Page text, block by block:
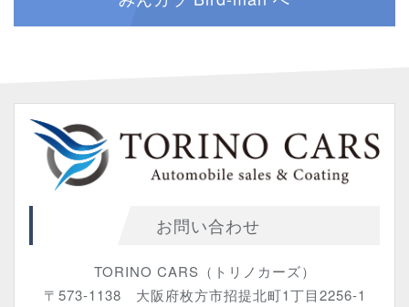
お問い合わせ
TORINO CARS（トリノカーズ）
〒573-1138 大阪府枚方市招提北町1丁目2256-1